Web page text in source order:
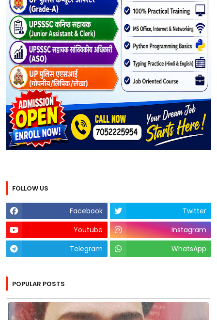
FOLLOW US
Facebook
Twitter
Youtube
Instagram
Telegram
WhatsApp
POPULAR POSTS